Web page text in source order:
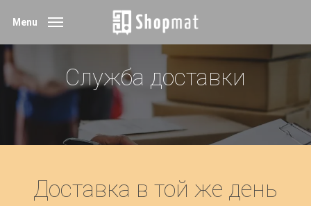
main
content
Menu
Служба доставки
Доставка в той же день